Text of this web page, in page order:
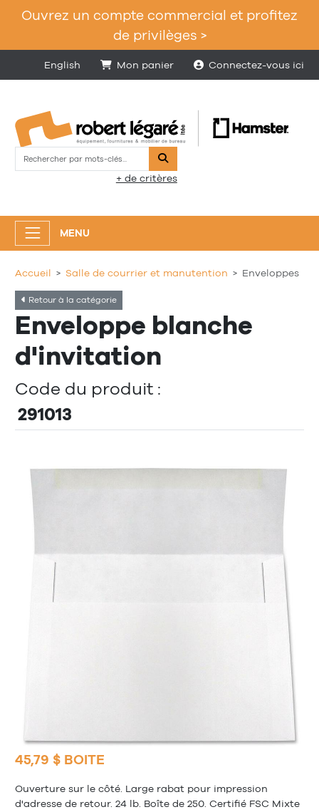
Ouvrez un compte commercial et profitez
de privilèges >
English Mon panier Connectez-vous ici
Rechercher
+ de critères
MENU
Accueil Salle de courrier et manutention Enveloppes
Retour à la catégorie
Enveloppe blanche
d'invitation
Code du produit :
291013
45,79 $ BOITE
Ouverture sur le côté. Large rabat pour impression
d'adresse de retour. 24 lb. Boîte de 250. Certifié FSC Mixte